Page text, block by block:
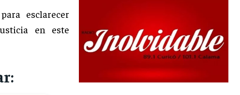
esclarecer
en este